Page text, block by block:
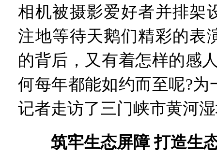
相机被摄影爱好者并排架
注地等待天鹅们精彩的表
的背后，又有着怎样的感
何每年都能如约而至呢?为
记者走访了三门峡市黄河
筑牢生态屏障 打造生态